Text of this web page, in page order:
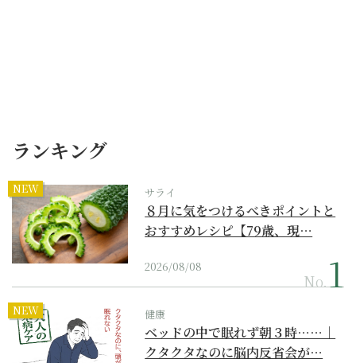
ランキング
NEW サライ
８月に気をつけるべきポイントと
おすすめレシピ【79歳、現…
2026/08/08
No.
NEW 健康
ベッドの中で眠れず朝３時……｜
クタクタなのに脳内反省会が…